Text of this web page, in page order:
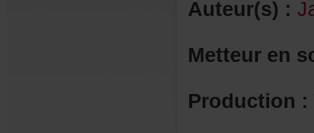
Auteur(s):
Production: